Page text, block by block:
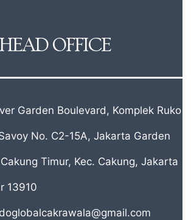
HEAD OFFICE
Garden Boulevard, Komplek Ruko
No. C2-15A, Jakarta Garden
Timur, Kec. Cakung, Jakarta
13910